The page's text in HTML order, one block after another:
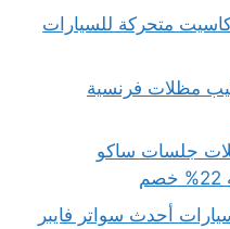
متحركة للسيارات
مظلات فرنسية
جلسات ساكو
أحدث سواتر فايبر